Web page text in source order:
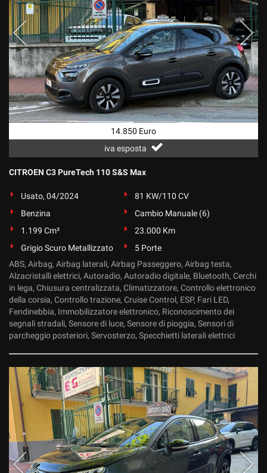
14.850 Euro
iva esposta
CITROEN C3 PureTech 110 S&S Max
Usato, 04/2024
81 KW/110 CV
Benzina
Cambio Manuale (6)
1.199 Cm³
23.000 Km
Grigio Scuro Metallizzato
5 Porte
ABS, Airbag, Airbag laterali, Airbag Passeggero, Airbag testa,
Alzacristalli elettrici, Autoradio, Autoradio digitale, Bluetooth, Cerchi
in lega, Chiusura centralizzata, Climatizzatore, Controllo elettronico
della corsia, Controllo trazione, Cruise Control, ESP, Fari LED,
Fendinebbia, Immobilizzatore elettronico, Riconoscimento dei
segnali stradali, Sensore di luce, Sensore di pioggia, Sensori di
parcheggio posteriori, Servosterzo, Specchietti laterali elettrici